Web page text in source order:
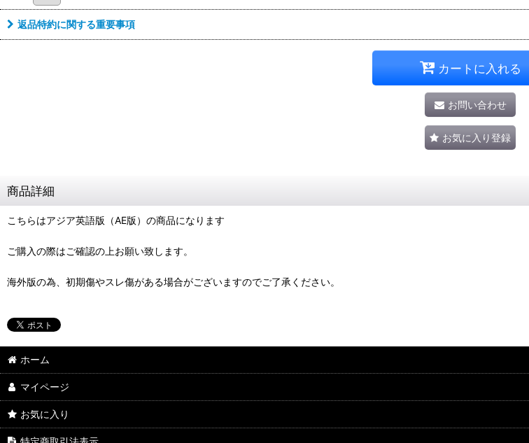
返品特約に関する重要事項
カートに入れる
お問い合わせ
お気に入り登録
商品詳細
こちらはアジア英語版（AE版）の商品になります
ご購入の際はご確認の上お願い致します。
海外版の為、初期傷やスレ傷がある場合がございますのでご了承ください。
ホーム
マイページ
お気に入り